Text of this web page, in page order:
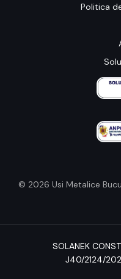
Politica
© 2026 Usi Metalice
SOLANEK
J40/2124/